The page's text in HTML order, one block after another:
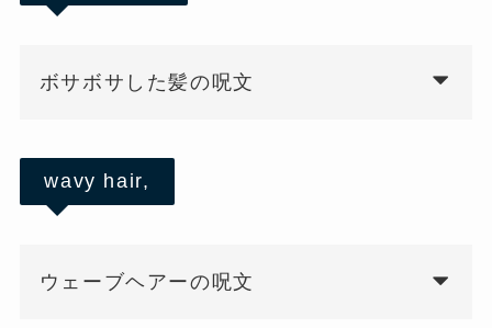
ボサボサした髪の呪文
wavy hair,
ウェーブヘアーの呪文